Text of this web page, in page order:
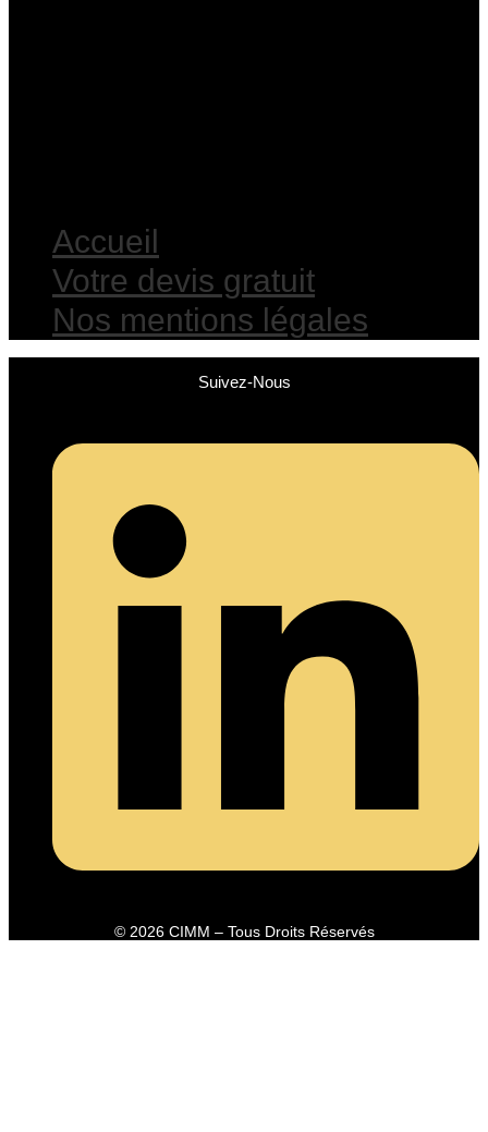
Accueil
Votre devis gratuit
Nos mentions légales
Suivez-Nous
© 2026 CIMM – Tous Droits Réservés